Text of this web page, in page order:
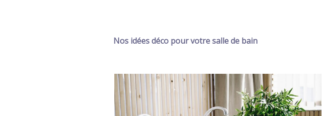
Nos idées déco pour votre salle de bain